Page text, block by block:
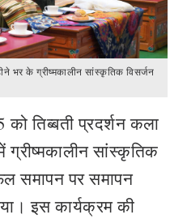
भर के ग्रीष्मकालीन सांस्कृतिक विसर्जन
तिब्बती प्रदर्शन कला
सांस्कृतिक
समापन पर समापन
इस कार्यक्रम की